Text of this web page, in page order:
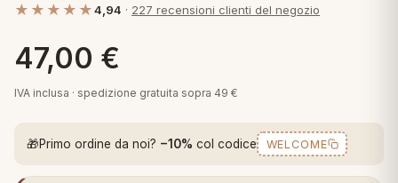
arredo
per cuscini
Step
in fibra
in piuma
Tappeti Cartoons
Trapuntini Cartoons
★★★★★4,94 · 227 recensioni clienti del negozio
47,00 €
IVA inclusa · spedizione gratuita sopra 49 €
🎁Primo ordine da noi? −10% col codice WELCOME